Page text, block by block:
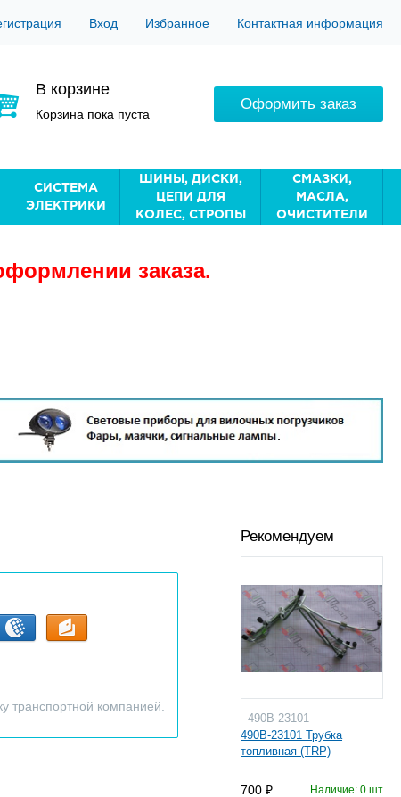
Вход Избранное Контактная информация
В корзине
Корзина пока пуста
Оформить заказ
СИСТЕМА
ЭЛЕКТРИКИ
ШИНЫ, ДИСКИ,
ЦЕПИ ДЛЯ
КОЛЕС, СТРОПЫ
СМАЗКИ,
МАСЛА,
ОЧИСТИТЕЛИ
заказа.
транспортной компанией.
Рекомендуем
490B-23101
490B-23101 Трубка
топливная (TRP)
700 Наличие: 0 шт